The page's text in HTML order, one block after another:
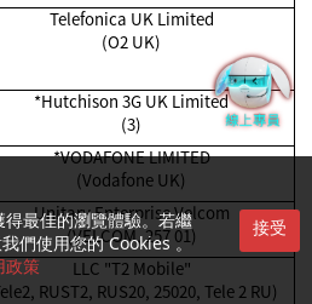
Telefonica UK Limited
(O2 UK)
*Hutchison 3G UK Limited
(3)
*VODAFONE LIMITED
(Vodafone UK)
Unitary Enterprise Velcom
(VELCOM, 257 01)
LLC "T2 Mobile"
RUST2, RUS20, 25020, Tele 2 RU)
最佳的瀏覽體驗。若繼
們使用您的 Cookies 。
政策
接受